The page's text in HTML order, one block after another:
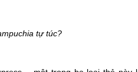
tự túc?